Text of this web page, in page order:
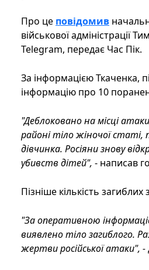
Про це повідомив
військової адміністрації
Telegram, передає Час Пік.
За інформацією Ткаченка,
інформацію про 10
"Деблоковано на місці
районі тіло жіночої статі,
дівчинка. Росіяни знову
убивств дітей", - написав
Пізніше кількість загиблих
"За оперативною
виявлено тіло загиблого.
жертви російської атаки", -